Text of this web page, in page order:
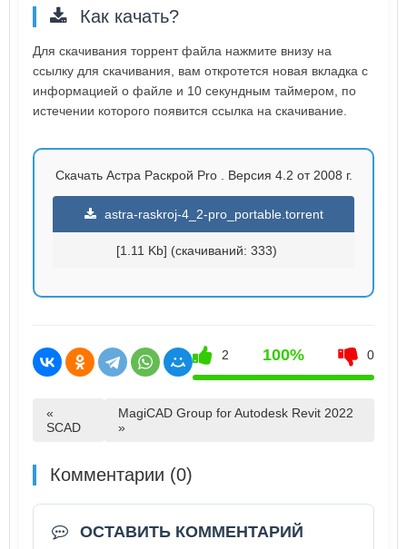
Как качать?
Для скачивания торрент файла нажмите внизу на
ссылку для скачивания, вам откротется новая вкладка с
информацией о файле и 10 секундным таймером, по
истечении которого появится ссылка на скачивание.
Скачать Астра Раскрой Pro . Версия 4.2 от 2008 г.
astra-raskroj-4_2-pro_portable.torrent
[1.11 Kb] (cкачиваний: 333)
2 100% 0
«
SCAD
MagiCAD Group for Autodesk Revit 2022
»
Комментарии (0)
ОСТАВИТЬ КОММЕНТАРИЙ